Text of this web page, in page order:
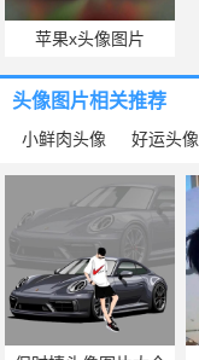
苹果x头像图片
头像图片相关推荐
小鲜肉头像 好运头像